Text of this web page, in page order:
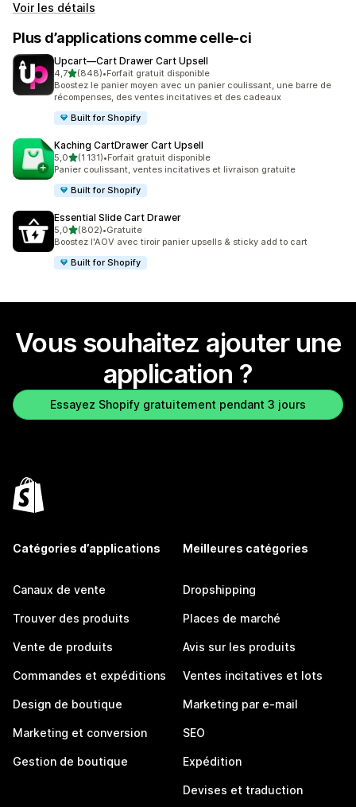
Voir les détails
Plus d’applications comme celle-ci
Upcart—Cart Drawer Cart Upsell
4,7étoile(s) sur 5
(848)
848 avis au total
•Forfait gratuit disponible
Boostez le panier moyen avec un panier coulissant, une barre de
récompenses, des ventes incitatives et des cadeaux
Built for Shopify
Kaching CartDrawer Cart Upsell
5,0étoile(s) sur 5
(1 131)
1131 avis au total
•Forfait gratuit disponible
Panier coulissant, ventes incitatives et livraison gratuite
Built for Shopify
Essential Slide Cart Drawer
5,0étoile(s) sur 5
(802)
802 avis au total
•Gratuite
Boostez l'AOV avec tiroir panier upsells & sticky add to cart
Built for Shopify
Vous souhaitez ajouter une
application ?
Essayez Shopify gratuitement pendant 3 jours
Catégories d’applications
Canaux de vente
Trouver des produits
Vente de produits
Commandes et expéditions
Design de boutique
Marketing et conversion
Gestion de boutique
Meilleures catégories
Dropshipping
Places de marché
Avis sur les produits
Ventes incitatives et lots
Marketing par e-mail
SEO
Expédition
Devises et traduction